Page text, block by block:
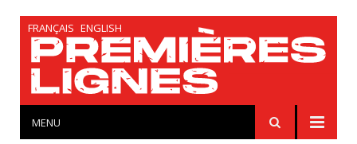
FRANÇAIS ENGLISH
MENU